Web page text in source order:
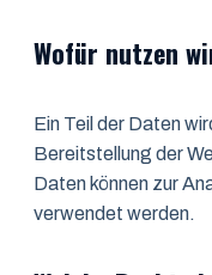
Wofür nutzen
Ein Teil der Daten
Bereitstellung der
Daten können zur
verwendet werden.